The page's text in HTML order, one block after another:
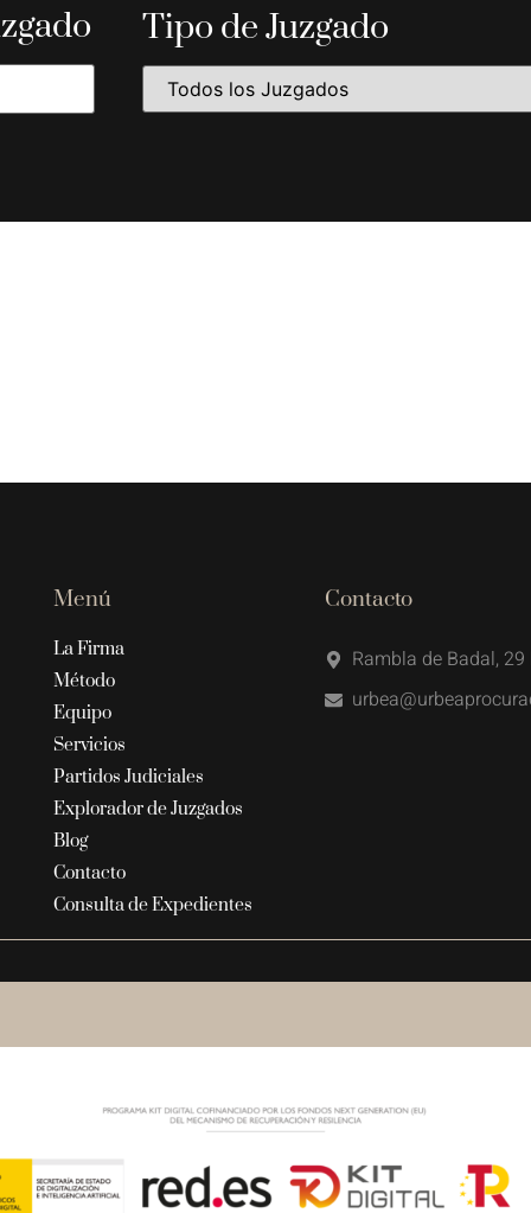
Tipo de Juzgado
Menú
La Firma
Método
Equipo
Servicios
Partidos Judiciales
Explorador de Juzgados
Blog
Contacto
Consulta de Expedientes
Contacto
Rambla de Badal,